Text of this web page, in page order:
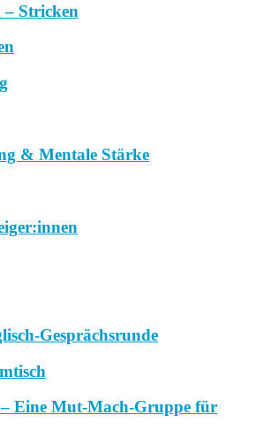
– Stricken
& Mentale Stärke
Gesprächsrunde
Eine Mut-Mach-Gruppe für